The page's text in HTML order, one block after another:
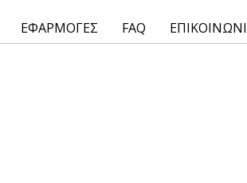
ΕΦΑΡΜΟΓΕΣ FAQ